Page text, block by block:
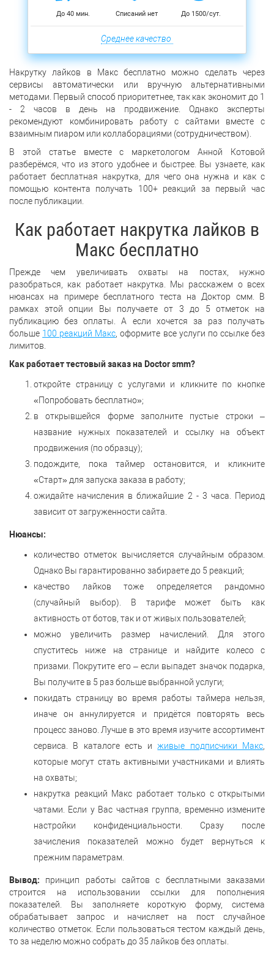
До 40 мин. Списаний нет До 1500/сут.
Среднее качество
Накрутку лайков в Макс бесплатно можно сделать через
сервисы автоматически или вручную альтернативными
методами. Первый способ приоритетнее, так как экономит до 1
- 2 часов в день на продвижение. Однако эксперты
рекомендуют комбинировать работу с сайтами вместе с
взаимным пиаром или коллаборациями (сотрудничеством).
В этой статье вместе с маркетологом Анной Котовой
разберёмся, что из этого удобнее и быстрее. Вы узнаете, как
работает бесплатная накрутка, для чего она нужна и как с
помощью контента получать 100+ реакций за первый час
после публикации.
Как работает накрутка лайков в
Макс бесплатно
Прежде чем увеличивать охваты на постах, нужно
разобраться, как работает накрутка. Мы расскажем о всех
нюансах на примере бесплатного теста на Доктор смм. В
рамках этой опции Вы получаете от 3 до 5 отметок на
публикацию без оплаты. А если хочется за раз получать
больше 100 реакций Макс , оформите все услуги по ссылке без
лимитов.
Как работает тестовый заказ на Doctor smm?
откройте страницу с услугами и кликните по кнопке
«Попробовать бесплатно»;
в открывшейся форме заполните пустые строки –
название нужных показателей и ссылку на объект
продвижения (по образцу);
подождите, пока таймер остановится, и кликните
«Старт» для запуска заказа в работу;
ожидайте начисления в ближайшие 2 - 3 часа. Период
зависит от загруженности сайта.
Нюансы:
количество отметок вычисляется случайным образом.
Однако Вы гарантированно забираете до 5 реакций;
качество лайков тоже определяется рандомно
(случайный выбор). В тарифе может быть как
активность от ботов, так и от живых пользователей;
можно увеличить размер начислений. Для этого
спуститесь ниже на странице и найдите колесо с
призами. Покрутите его – если выпадет значок подарка,
Вы получите в 5 раз больше выбранной услуги;
покидать страницу во время работы таймера нельзя,
иначе он аннулируется и придётся повторять весь
процесс заново. Лучше в это время изучите ассортимент
сервиса. В каталоге есть иживые подписчики Макс
которые могут стать активными участниками и влиять
на охваты;
накрутка реакций Макс работает только с открытыми
чатами. Если у Вас частная группа, временно измените
настройки конфиденциальности. Сразу после
зачисления показателей можно будет вернуться к
прежним параметрам.
Вывод: принцип работы сайтов с бесплатными заказами
строится на использовании ссылки для пополнения
показателей. Вы заполняете короткую форму, система
обрабатывает запрос и начисляет на пост случайное
количество отметок. Если пользоваться тестом каждый день,
то за неделю можно собрать до 35 лайков без оплаты.